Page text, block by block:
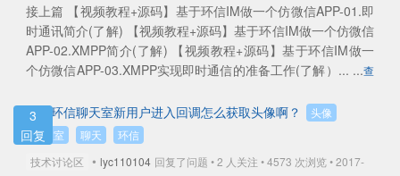
接上篇 【视频教程+源码】基于环信IM做一个仿微信APP-01.即
时通讯简介(了解) 【视频教程+源码】基于环信IM做一个仿微信
APP-02.XMPP简介(了解) 【视频教程+源码】基于环信IM做一
个仿微信APP-03.XMPP实现即时通信的准备工作(了解）... ...查
3
回复
请问环信聊天室新用户进入回调怎么获取头像啊？
头像
聊天室
聊天
环信
技术讨论区
• lyc110104 回复了问题 • 2 人关注 •4573 次浏览 • 2017-